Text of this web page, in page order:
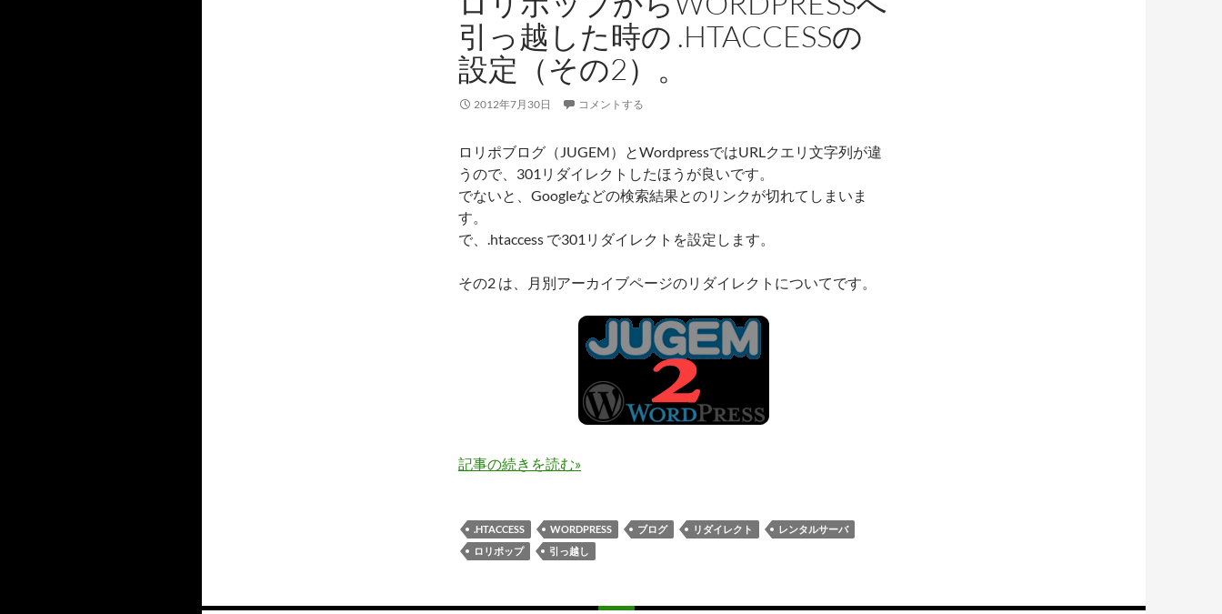
引っ越した時の .HTACCESSの
設定（その2）。
2012年7月30日 コメントする
ロリポブログ（JUGEM）とWordpressではURLクエリ文字列が違
うので、301リダイレクトしたほうが良いです。
でないと、Googleなどの検索結果とのリンクが切れてしまいま
す。
で、.htaccess で301リダイレクトを設定します。
その2 は、月別アーカイブページのリダイレクトについてです。
記事の続きを読む»
.HTACCESS WORDPRESS ブログ リダイレクト
レンタルサーバ
ロリポップ
引っ越し